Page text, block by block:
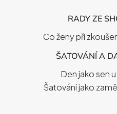
RADY ZE
Co ženy při
ŠATOVÁNÍ A
Den jako sen
Šatování jako